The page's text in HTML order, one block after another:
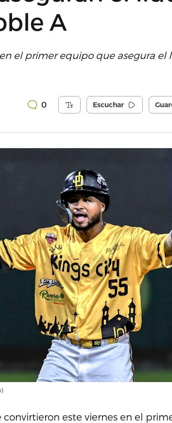
A
el primer equipo que asegura el
0 Escuchar
convirtieron este viernes en el